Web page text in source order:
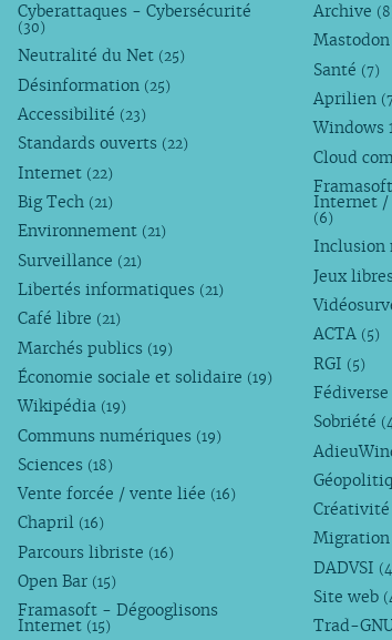
Cyberattaques - Cybersécurité
(30)
Neutralité du Net (25)
Désinformation (25)
Accessibilité (23)
Standards ouverts (22)
Internet (22)
Big Tech (21)
Environnement (21)
Surveillance (21)
Libertés informatiques (21)
Café libre (21)
Marchés publics (19)
Économie sociale et solidaire (19)
Wikipédia (19)
Communs numériques (19)
Sciences (18)
Vente forcée / vente liée (16)
Chapril (16)
Parcours libriste (16)
Open Bar (15)
Framasoft - Dégooglisons
Internet (15)
Archive
Mastodon
Santé (7)
Aprilien
Windows
Cloud
Internet /
(6)
Inclusion
Jeux
ACTA (5)
RGI (5)
Fédiverse
Sobriété
Migration
DADVSI
Site web
Trad-